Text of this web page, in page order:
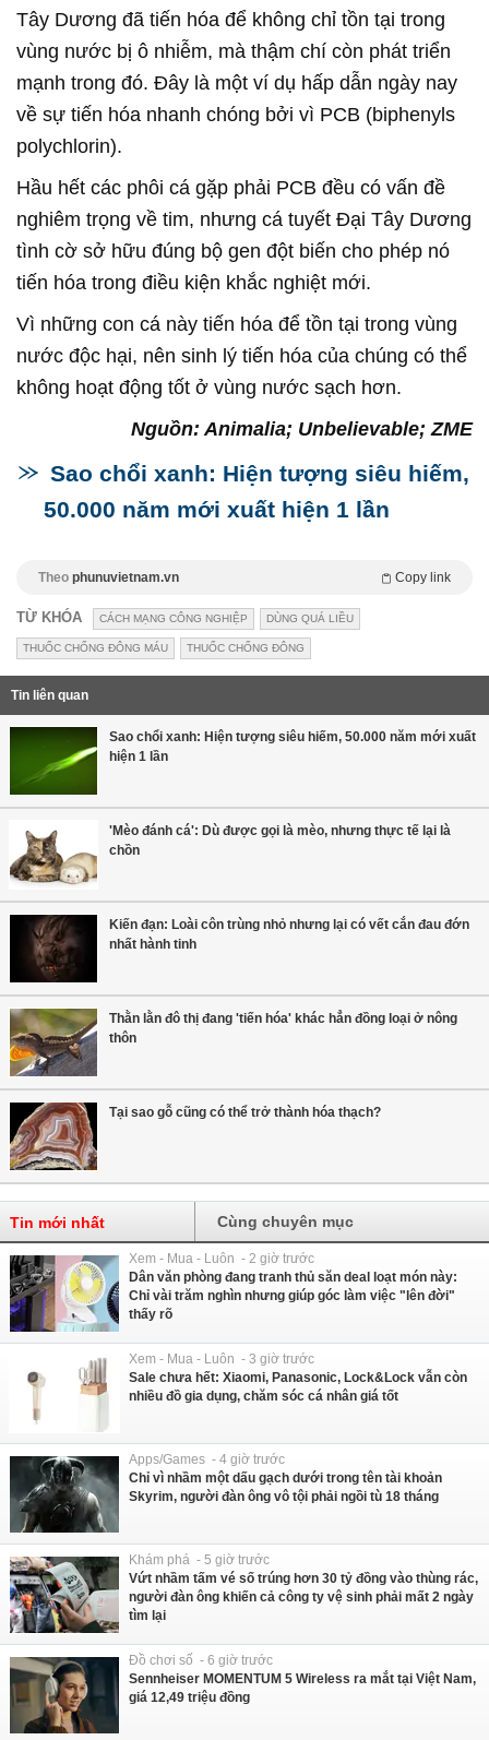
Tây Dương đã tiến hóa để không chỉ tồn tại trong
vùng nước bị ô nhiễm, mà thậm chí còn phát triển
mạnh trong đó. Đây là một ví dụ hấp dẫn ngày nay
về sự tiến hóa nhanh chóng bởi vì PCB (biphenyls
polychlorin).
Hầu hết các phôi cá gặp phải PCB đều có vấn đề
nghiêm trọng về tim, nhưng cá tuyết Đại Tây Dương
tình cờ sở hữu đúng bộ gen đột biến cho phép nó
tiến hóa trong điều kiện khắc nghiệt mới.
Vì những con cá này tiến hóa để tồn tại trong vùng
nước độc hại, nên sinh lý tiến hóa của chúng có thể
không hoạt động tốt ở vùng nước sạch hơn.
Nguồn: Animalia; Unbelievable; ZME
Sao chổi xanh: Hiện tượng siêu hiếm,
50.000 năm mới xuất hiện 1 lần
Theo phunuvietnam.vn Copy link
TỪ KHÓA CÁCH MẠNG CÔNG NGHIỆP DÙNG QUÁ LIỀU
THUỐC CHỐNG ĐÔNG MÁU THUỐC CHỐNG ĐÔNG
Tin liên quan
Sao chổi xanh: Hiện tượng siêu hiếm, 50.000 năm mới xuất
hiện 1 lần
'Mèo đánh cá': Dù được gọi là mèo, nhưng thực tế lại là
chồn
Kiến đạn: Loài côn trùng nhỏ nhưng lại có vết cắn đau đớn
nhất hành tinh
Thằn lằn đô thị đang 'tiến hóa' khác hẳn đồng loại ở nông
thôn
Tại sao gỗ cũng có thể trở thành hóa thạch?
Tin mới nhất Cùng chuyên mục
Xem - Mua - Luôn - 2 giờ trước
Dân văn phòng đang tranh thủ săn deal loạt món này:
Chỉ vài trăm nghìn nhưng giúp góc làm việc "lên đời"
thấy rõ
Xem - Mua - Luôn - 3 giờ trước
Sale chưa hết: Xiaomi, Panasonic, Lock&Lock vẫn còn
nhiều đồ gia dụng, chăm sóc cá nhân giá tốt
Apps/Games - 4 giờ trước
Chỉ vì nhầm một dấu gạch dưới trong tên tài khoản
Skyrim, người đàn ông vô tội phải ngồi tù 18 tháng
Khám phá - 5 giờ trước
Vứt nhầm tấm vé số trúng hơn 30 tỷ đồng vào thùng rác,
người đàn ông khiến cả công ty vệ sinh phải mất 2 ngày
tìm lại
Đồ chơi số - 6 giờ trước
Sennheiser MOMENTUM 5 Wireless ra mắt tại Việt Nam,
giá 12,49 triệu đồng